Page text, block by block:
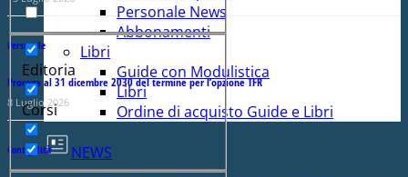
Personale News
Abbonamenti
Libri
Guide con Modulistica
Libri
Ordine di acquisto Guide e Libri
NEWS
Editoria
Corsi
Personale
Proroga al 31 dicembre 2030 del termine per l’opzione TFR
8 Luglio 2026
Contabilità